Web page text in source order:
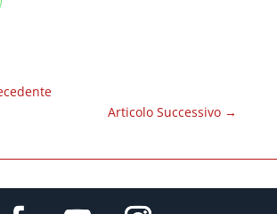
Articolo Successivo →